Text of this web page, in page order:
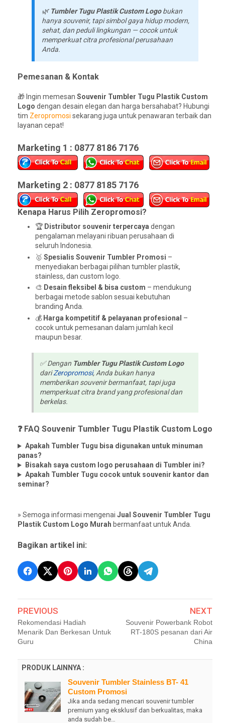
🌿Tumbler Tugu Plastik Custom Logobukan
hanya souvenir, tapi simbol gaya hidup modern,
sehat, dan peduli lingkungan — cocok untuk
memperkuat citra profesional perusahaan
Anda.
Pemesanan & Kontak
🎁 Ingin memesan Souvenir Tumbler Tugu Plastik Custom
Logo dengan desain elegan dan harga bersahabat? Hubungi
tim Zeropromosi sekarang juga untuk penawaran terbaik dan
layanan cepat!
Marketing 1 : 0877 8186 7176
Marketing 2 : 0877 8185 7176
Kenapa Harus Pilih Zeropromosi?
🏆 Distributor souvenir terpercaya dengan
pengalaman melayani ribuan perusahaan di
seluruh Indonesia.
🥇 Spesialis Souvenir Tumbler Promosi –
menyediakan berbagai pilihan tumbler plastik,
stainless, dan custom logo.
🎨 Desain fleksibel & bisa custom – mendukung
berbagai metode sablon sesuai kebutuhan
branding Anda.
💰 Harga kompetitif & pelayanan profesional –
cocok untuk pemesanan dalam jumlah kecil
maupun besar.
✅ Dengan Tumbler Tugu Plastik Custom Logo
dariZeropromosi, Anda bukan hanya
memberikan souvenir bermanfaat, tapi juga
memperkuat citra brand yang profesional dan
berkelas.
❓ FAQ Souvenir Tumbler Tugu Plastik Custom Logo
Apakah Tumbler Tugu bisa digunakan untuk minuman
panas?
Bisakah saya custom logo perusahaan di Tumbler ini?
Apakah Tumbler Tugu cocok untuk souvenir kantor dan
seminar?
» Semoga informasi mengenai Jual Souvenir Tumbler Tugu
Plastik Custom Logo Murah bermanfaat untuk Anda.
Bagikan artikel ini:
PREVIOUS
Rekomendasi Hadiah
Menarik Dan Berkesan Untuk
Guru
NEXT
Souvenir Powerbank Robot
RT-180S pesanan dari Air
China
PRODUK LAINNYA :
Souvenir Tumbler Stainless BT- 41
Custom Promosi
Jika anda sedang mencari souvenir tumbler
premium yang eksklusif dan berkualitas, maka
anda sudah be…